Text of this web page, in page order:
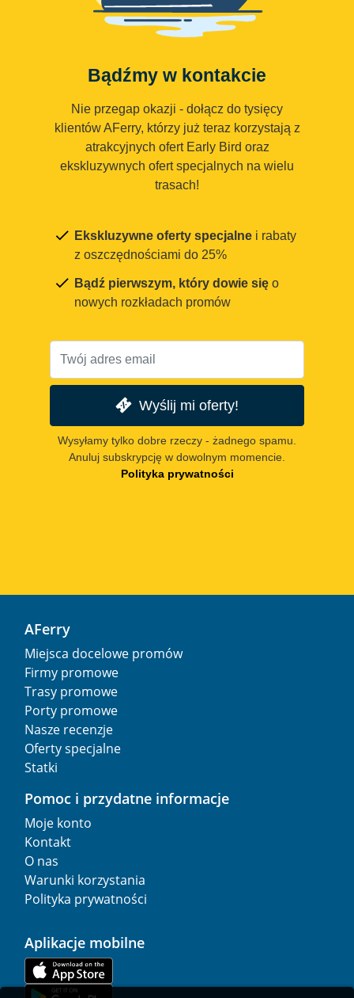
Bądźmy w kontakcie
Nie przegap okazji - dołącz do tysięcy
klientów AFerry, którzy już teraz korzystają z
atrakcyjnych ofert Early Bird oraz
ekskluzywnych ofert specjalnych na wielu
trasach!
Ekskluzywne oferty specjalne i rabaty
z oszczędnościami do 25%
Bądź pierwszym, który dowie się o
nowych rozkładach promów
Wyślij mi oferty!
Wysyłamy tylko dobre rzeczy - żadnego spamu.
Anuluj subskrypcję w dowolnym momencie.
Polityka prywatności
AFerry
Miejsca docelowe promów
Firmy promowe
Trasy promowe
Porty promowe
Nasze recenzje
Oferty specjalne
Statki
Pomoc i przydatne informacje
Moje konto
Kontakt
O nas
Warunki korzystania
Polityka prywatności
Aplikacje mobilne